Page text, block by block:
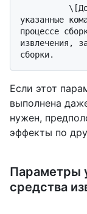
указанные
процессе
извлечения,
Если этот
выполнена
нужен,
эффекты по
Параметры
средства